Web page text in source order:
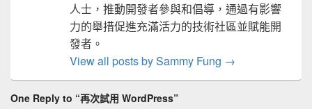
人士，推動開發者參與和倡導，通過有影響
力的舉措促進充滿活力的技術社區並賦能開
發者。
View all posts by Sammy Fung →
One Reply to “再次試用 WordPress”